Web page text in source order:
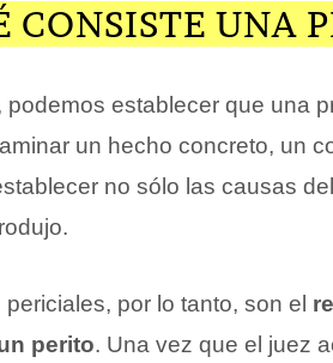
CONSISTE UNA
podemos establecer que una
un hecho concreto, un
no sólo las causas
por lo tanto, son el
perito. Una vez que el juez